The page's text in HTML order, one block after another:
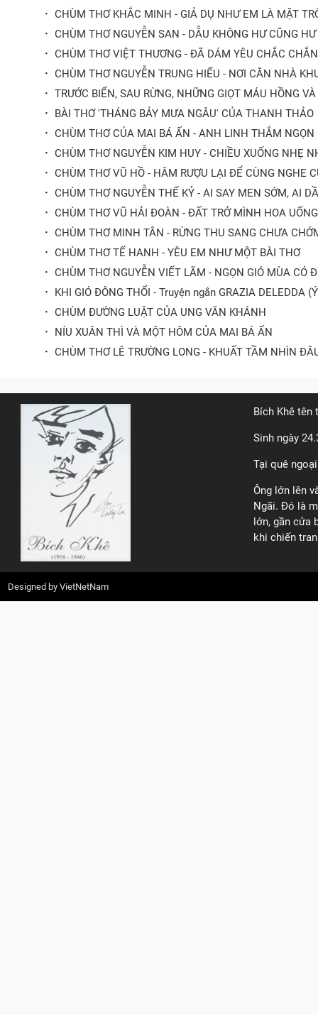
· CHÙM THƠ KHẮC MINH - GIẢ DỤ NHƯ EM LÀ MẶT
· CHÙM THƠ NGUYỄN SAN - DẪU KHÔNG HƯ CŨNG
· CHÙM THƠ VIỆT THƯƠNG - ĐÃ DÁM YÊU CHẮC
· CHÙM THƠ NGUYỄN TRUNG HIẾU - NƠI CĂN NHÀ
· TRƯỚC BIỂN, SAU RỪNG, NHỮNG GIỌT MÁU HỒNG
· BÀI THƠ 'THÁNG BẢY MƯA NGÂU' CỦA THANH THẢO
· CHÙM THƠ CỦA MAI BÁ ẤN - ANH LINH THẮM NGỌN
· CHÙM THƠ NGUYỄN KIM HUY - CHIỀU XUỐNG NHẸ
· CHÙM THƠ VŨ HỒ - HÂM RƯỢU LẠI ĐỂ CÙNG NGHE
· CHÙM THƠ NGUYỄN THẾ KỶ - AI SAY MEN SỚM, AI
· CHÙM THƠ VŨ HẢI ĐOÀN - ĐẤT TRỞ MÌNH HOA
· CHÙM THƠ MINH TÂN - RỪNG THU SANG CHƯA
· CHÙM THƠ TẾ HANH - YÊU EM NHƯ MỘT BÀI THƠ
· CHÙM THƠ NGUYỄN VIẾT LÃM - NGỌN GIÓ MÙA CÓ
· KHI GIÓ ĐÔNG THỔI - Truyện ngắn GRAZIA DELEDDA
· CHÙM ĐƯỜNG LUẬT CỦA UNG VĂN KHÁNH
· NÍU XUÂN THÌ VÀ MỘT HÔM CỦA MAI BÁ ẤN
· CHÙM THƠ LÊ TRƯỜNG LONG - KHUẤT TẦM NHÌN
Bích Khê tên
Sinh ngày
Tại quê
Ông lớn lên
Ngãi. Đó là
lớn, gần cửa
khi chiến
Designed by VietNetNam